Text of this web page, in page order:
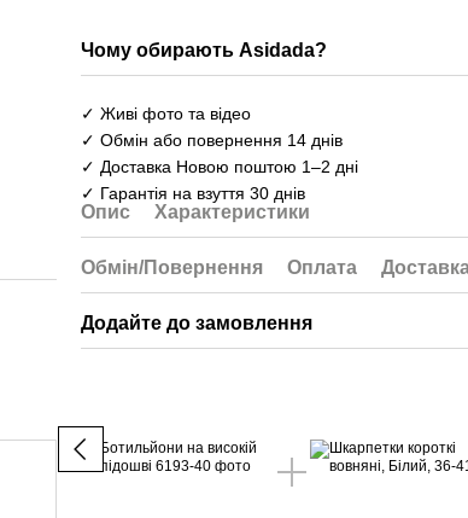
Чому обирають Asidada?
✓ Живі фото та відео
✓ Обмін або повернення 14 днів
✓ Доставка Новою поштою 1–2 дні
✓ Гарантія на взуття 30 днів
Опис Характеристики
Обмін/Повернення Оплата
Додайте до замовлення